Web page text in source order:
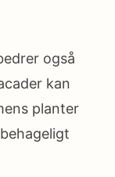
også
kan
planter